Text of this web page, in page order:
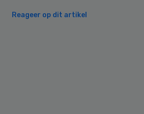
Reageer op dit artikel